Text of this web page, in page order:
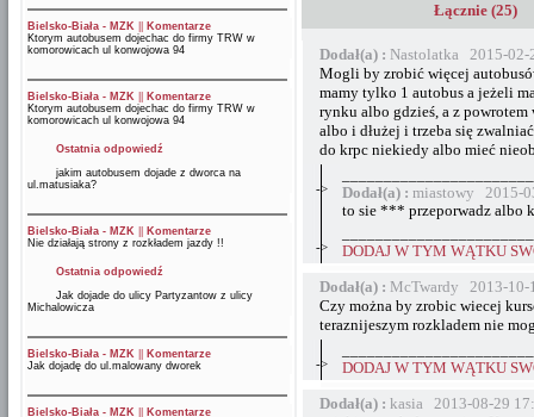
Bielsko-Biała - MZK
Komentarze
Ktorym autobusem dojechac do firmy TRW w
komorowicach ul konwojowa 94
Bielsko-Biała - MZK
Komentarze
Ktorym autobusem dojechac do firmy TRW w
komorowicach ul konwojowa 94
Ostatnia odpowiedź
jakim autobusem dojade z dworca na
ul.matusiaka?
Bielsko-Biała - MZK
Komentarze
Nie działają strony z rozkładem jazdy !!
Ostatnia odpowiedź
Jak dojade do ulicy Partyzantow z ulicy
Michalowicza
Bielsko-Biała - MZK
Komentarze
Jak dojadę do ul.malowany dworek
Bielsko-Biała - MZK
Komentarze
Łącznie (25)
Dodał(a) : Nastolatka 2015-02-
Mogli by zrobić więcej
mamy tylko 1 autobus a jeżeli
rynku albo gdzieś, a z powrotem
albo i dłużej i trzeba się
do krpc niekiedy albo mieć
->
Dodał(a) : miastowy 2015-
to sie *** przeporwadz albo
->
DODAJ W TYM WĄTKU
Dodał(a) : McTwardy 2013-10-
Czy można by zrobic wiecej
teraznijeszym rozkladem nie
->
DODAJ W TYM WĄTKU
Dodał(a) : kasia 2013-08-29